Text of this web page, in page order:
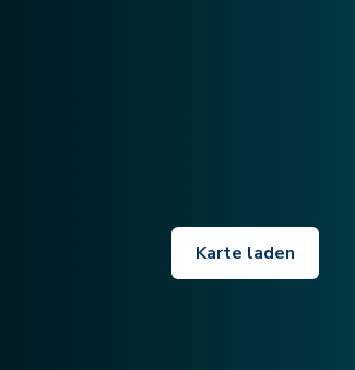
Karte laden